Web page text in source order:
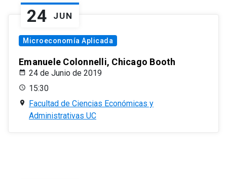
24 JUN
Microeconomía Aplicada
Emanuele Colonnelli, Chicago Booth
24 de Junio de 2019
15:30
Facultad de Ciencias Económicas y
Administrativas UC